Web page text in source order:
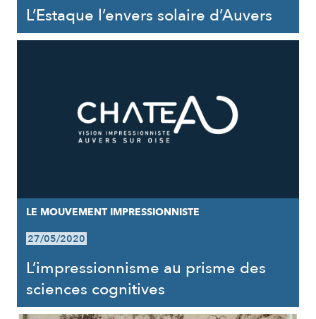
L’Estaque l’envers solaire d’Auvers
LE MOUVEMENT IMPRESSIONNISTE
27/05/2020
L’impressionnisme au prisme des
sciences cognitives